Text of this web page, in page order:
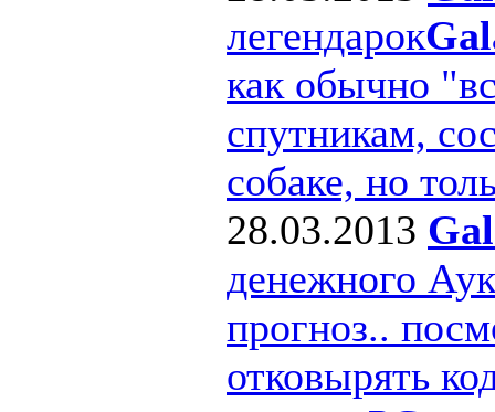
легендарок
как обычно
спутникам,
собаке, но
28.03.2013
денежного
прогноз..
отковырять